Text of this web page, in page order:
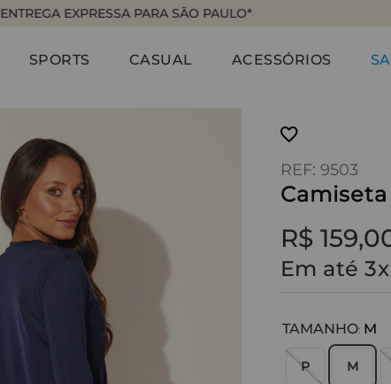
ENTREGA EXPRESSA PARA SÃO PAULO*
SPORTS CASUAL ACESSÓRIOS
: 9503
R$ 159,
Em até3x
TAMANHO: M
P M